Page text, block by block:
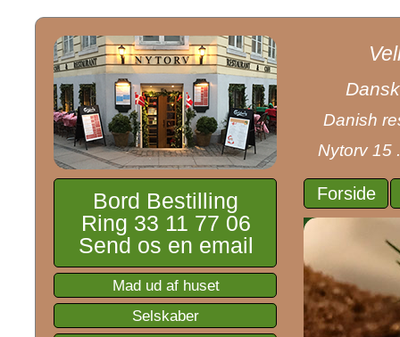
Danish
Nytorv 15
Bord Bestilling
Ring 33 11 77 06
Send os en email
Mad ud af huset
Selskaber
Forside